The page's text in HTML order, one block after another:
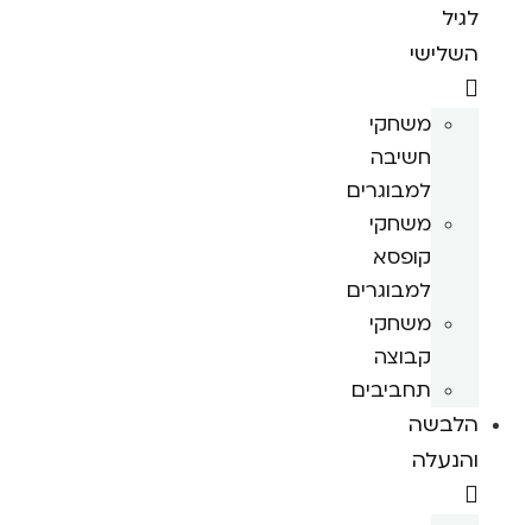
לגיל
השלישי
משחקי
חשיבה
למבוגרים
משחקי
קופסא
למבוגרים
משחקי
קבוצה
תחביבים
הלבשה
והנעלה